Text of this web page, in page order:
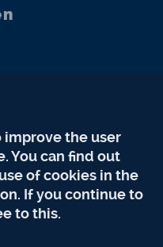
improve the user
You can find out
of cookies in the
If you continue to
to this.